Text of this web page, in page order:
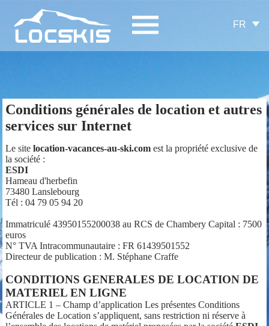
FR
Conditions générales de location et autres
services sur Internet
Le site location-vacances-au-ski.comest la propriété exclusive de
la société :
ESDI
Hameau d'herbefin
73480 Lanslebourg
Tél : 04 79 05 94 20
Immatriculé 43950155200038 au RCS de Chambery Capital : 7500
euros
N° TVA Intracommunautaire : FR 61439501552
Directeur de publication : M. Stéphane Craffe
CONDITIONS GENERALES DE LOCATION DE
MATERIEL EN LIGNE
ARTICLE 1 – Champ d’application Les présentes Conditions
Générales de Location s’appliquent, sans restriction ni réserve à